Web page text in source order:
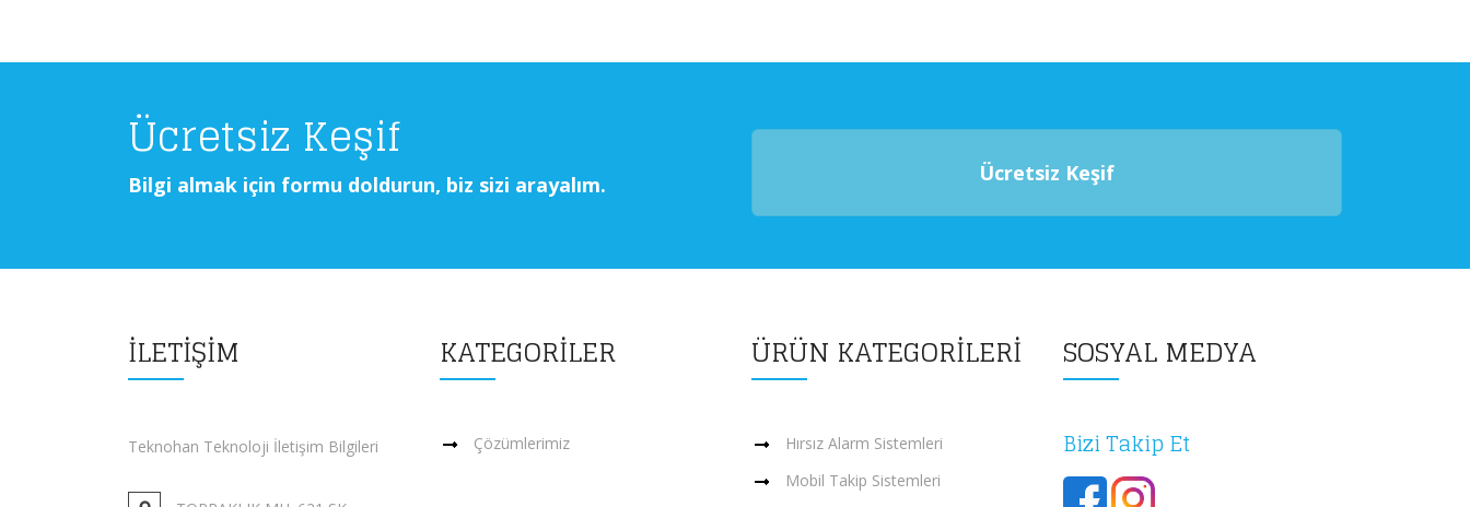
Ücretsiz Keşif
Bilgi almak için formu doldurun, biz sizi arayalım. Ücretsiz Keşif
İLETİŞİM
Teknohan Teknoloji İletişim Bilgileri
KATEGORİLER
Çözümlerimiz
ÜRÜN KATEGORİLERİ
Hırsız Alarm Sistemleri
Mobil Takip Sistemleri
SOSYAL MEDYA
Bizi Takip Et